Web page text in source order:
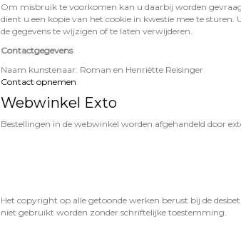
Om misbruik te voorkomen kan u daarbij worden
dient u een kopie van het cookie in kwestie mee te
de gegevens te wijzigen of te laten verwijderen.
Contactgegevens
Naam kunstenaar: Roman en Henriëtte Reisinger
Contact opnemen
Webwinkel Exto
Bestellingen in de webwinkel worden afgehandeld door
Het copyright op alle getoonde werken berust bij de
niet gebruikt worden zonder schriftelijke toestemming.